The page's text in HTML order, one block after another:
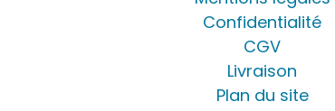
Confidentialité
CGV
Livraison
Plan du site